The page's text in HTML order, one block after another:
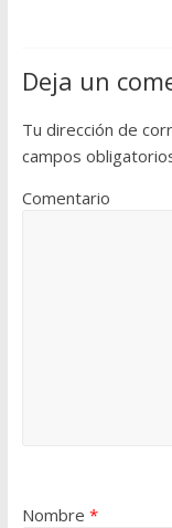
Deja un
Tu dirección de
campos
Comentario
Nombre *